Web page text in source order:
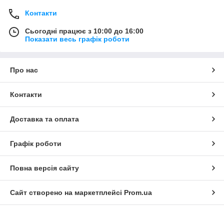
Контакти
Сьогодні працює з 10:00 до 16:00
Показати весь графік роботи
Про нас
Контакти
Доставка та оплата
Графік роботи
Повна версія сайту
Сайт створено на маркетплейсі Prom.ua